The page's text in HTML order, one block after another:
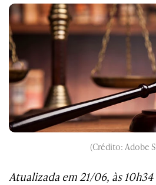
(Crédito: Adobe
Atualizada em 21/06, às 10h34